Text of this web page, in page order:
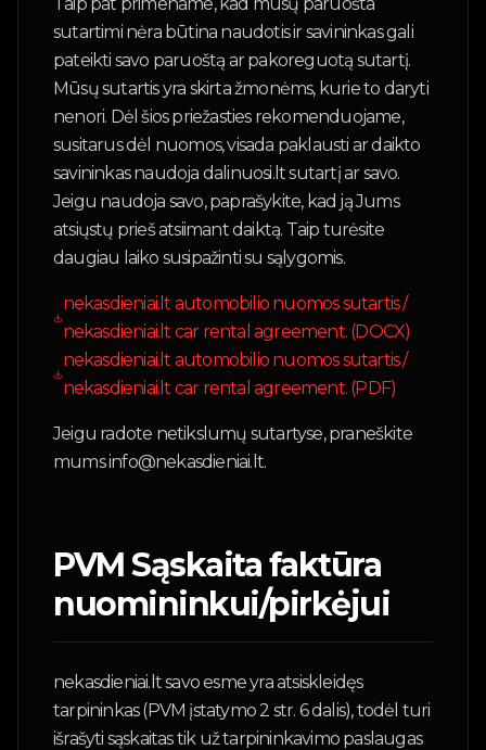
sutartimi nėra būtina naudotis ir savininkas gali
pateikti savo paruoštą ar pakoreguotą sutartį.
Mūsų sutartis yra skirta žmonėms, kurie to daryti
nenori. Dėl šios priežasties rekomenduojame,
susitarus dėl nuomos, visada paklausti ar daikto
savininkas naudoja dalinuosi.lt sutartį ar savo.
Jeigu naudoja savo, paprašykite, kad ją Jums
atsiųstų prieš atsiimant daiktą. Taip turėsite
daugiau laiko susipažinti su sąlygomis.
nekasdieniai.lt automobilio nuomos sutartis /
nekasdieniai.lt car rental agreement. (DOCX)
nekasdieniai.lt automobilio nuomos sutartis /
nekasdieniai.lt car rental agreement. (PDF)
Jeigu radote netikslumų sutartyse, praneškite
mums info@nekasdieniai.lt.
PVM Sąskaita faktūra
nuomininkui/pirkėjui
nekasdieniai.lt savo esme yra atsiskleidęs
tarpininkas (PVM įstatymo 2 str. 6 dalis), todėl turi
išrašyti sąskaitas tik už tarpininkavimo paslaugas